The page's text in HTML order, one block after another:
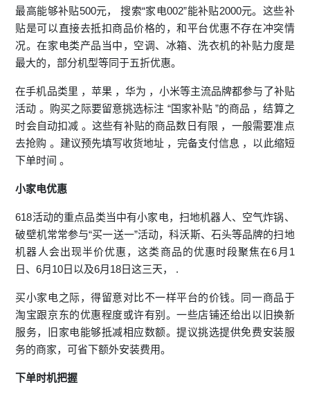
最高能够补贴500元， 搜索“家电002”能补贴2000元。这些补
贴是可以直接去抵扣商品价格的，和平台优惠不存在冲突情
况。在家电类产品当中，空调、冰箱、洗衣机的补贴力度是
最大的，部分机型等同于五折优惠。
在手机品类里 ，苹果 ，华为 ，小米等主流品牌都参与了补贴
活动 。购买之际要留意挑选标注 “国家补贴 ”的商品 ，结算之
时会自动扣减 。这些有补贴的商品数日有限 ，一般需要准点
去抢购 。建议预先填写收货地址 ，完备支付信息 ，以此缩短
下单时间 。
小家电优惠
618活动的重点品类当中有小家电，扫地机器人、空气炸锅、
破壁机常常参与“买一送一”活动，科沃斯、石头等品牌的扫地
机器人会出现半价优惠，这类商品的优惠时段聚焦在6月1
日、6月10日以及6月18日这三天， .
买小家电之际，得留意对比不一样平台的价钱。同一商品于
淘宝跟京东的优惠程度或许有别。一些店铺还给出以旧换新
服务，旧家电能够抵减相应数额。提议挑选提供免费安装服
务的商家，可省下额外安装费用。
下单时机把握